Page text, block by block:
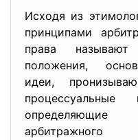
Исходя из
принципами
права называют
положения,
идеи,
арбитражного